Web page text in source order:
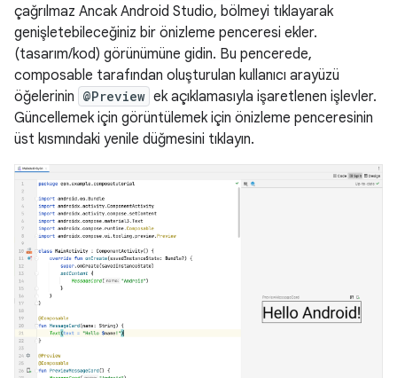
çağrılmaz Ancak Android Studio, bölmeyi tıklayarak
genişletebileceğiniz bir önizleme penceresi ekler.
(tasarım/kod) görünümüne gidin. Bu pencerede,
composable tarafından oluşturulan kullanıcı arayüzü
öğelerinin @Preview ek açıklamasıyla işaretlenen işlevler.
Güncellemek için görüntülemek için önizleme penceresinin
üst kısmındaki yenile düğmesini tıklayın.